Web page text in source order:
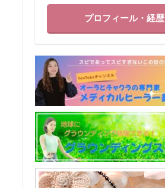
プロフィール・経歴